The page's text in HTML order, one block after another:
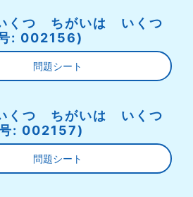
くつ ちがいは いくつ
: 002156)
問題シート
くつ ちがいは いくつ
: 002157)
問題シート